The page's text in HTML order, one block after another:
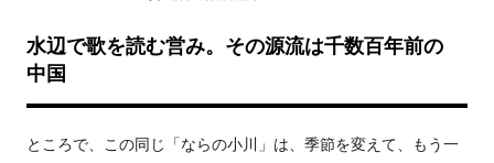
水辺で歌を読む営み。その源流は千数百年前の
中国
ところで、この同じ「ならの小川」は、季節を変えて、もう一